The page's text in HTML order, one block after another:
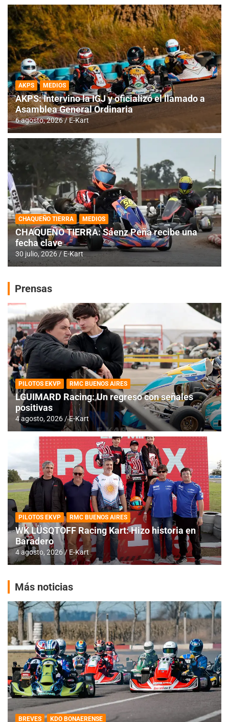
AKPS MEDIOS
AKPS: Intervino la IGJ y oficializó el llamado a
Asamblea General Ordinaria
6 agosto, 2026 E-Kart
CHAQUEÑO TIERRA MEDIOS
CHAQUEÑO TIERRA: Sáenz Peña recibe una
fecha clave
30 julio, 2026 E-Kart
Prensas
PILOTOS EKVP RMC BUENOS AIRES
LGUIMARD Racing: Un regreso con señales
positivas
4 agosto, 2026 E-Kart
PILOTOS EKVP RMC BUENOS AIRES
WK LÜSQTOFF Racing Kart: Hizo historia en
Baradero
4 agosto, 2026 E-Kart
Más noticias
BREVES KDO BONAERENSE